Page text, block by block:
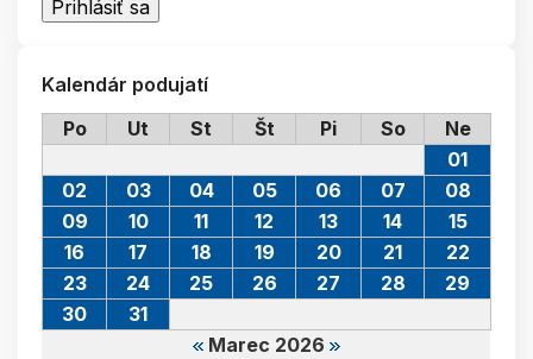
Kalendár podujatí
Po
Ut St Št Pi So Ne
Marec 2026
01
02
03 04 05 06 07
08
09
10 11 12 13 14
15
16
17 18 19 20 21
22
23
24 25 26 27 28
29
30
31